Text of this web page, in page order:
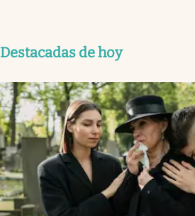
Destacadas de hoy